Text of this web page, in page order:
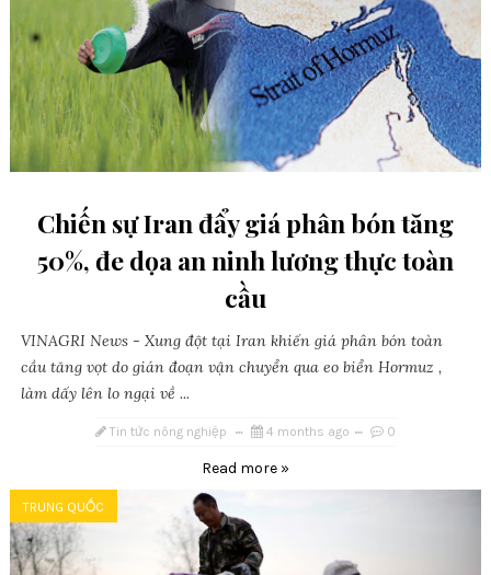
Chiến sự Iran đẩy giá phân bón tăng
50%, đe dọa an ninh lương thực toàn
cầu
VINAGRI News - Xung đột tại Iran khiến giá phân bón toàn
cầu tăng vọt do gián đoạn vận chuyển qua eo biển Hormuz ,
làm dấy lên lo ngại về ...
Tin tức nông nghiệp 4 months ago 0
Read more »
TRUNG QUỐC